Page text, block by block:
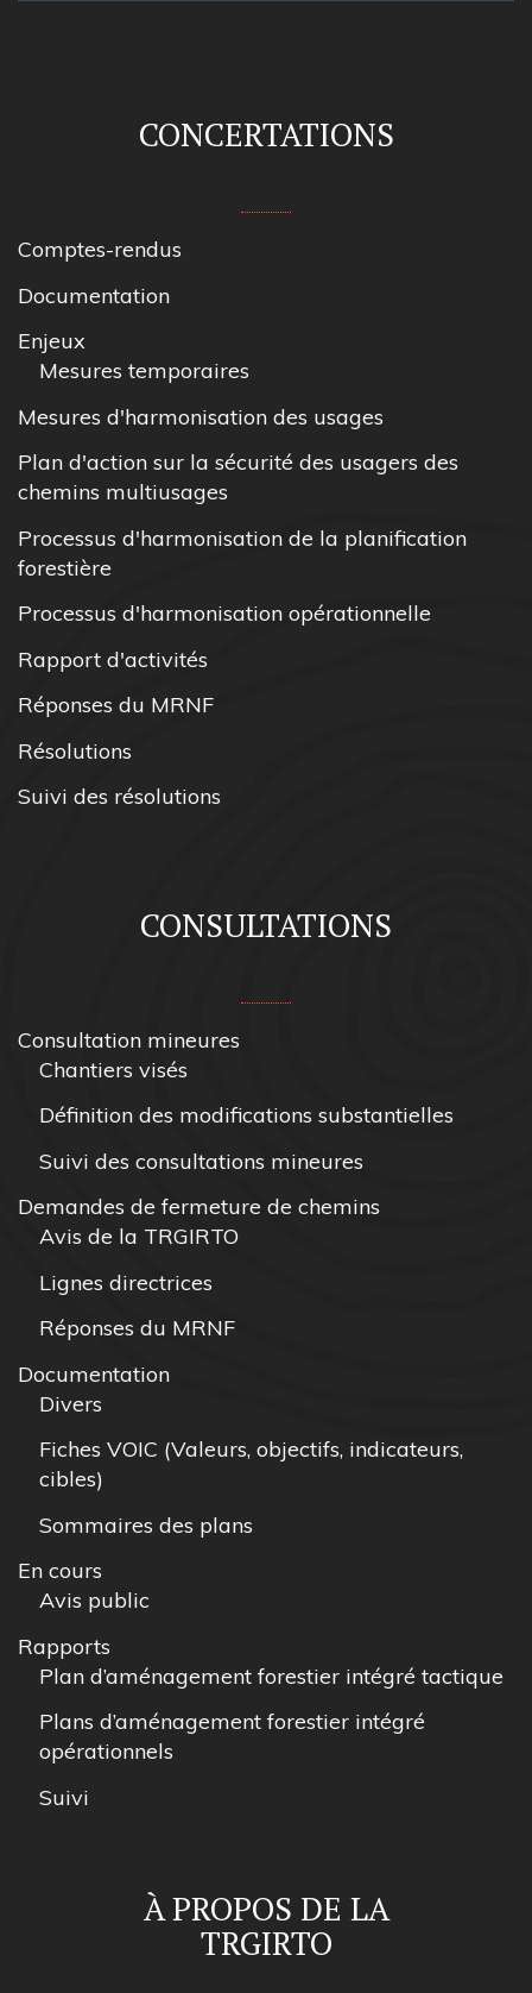
CONCERTATIONS
Comptes-rendus
Documentation
Enjeux
Mesures temporaires
Mesures d'harmonisation des usages
Plan d'action sur la sécurité des usagers des
chemins multiusages
Processus d'harmonisation de la planification
forestière
Processus d'harmonisation opérationnelle
Rapport d'activités
Réponses du MRNF
Résolutions
Suivi des résolutions
CONSULTATIONS
Consultation mineures
Chantiers visés
Définition des modifications substantielles
Suivi des consultations mineures
Demandes de fermeture de chemins
Avis de la TRGIRTO
Lignes directrices
Réponses du MRNF
Documentation
Divers
Fiches VOIC (Valeurs, objectifs, indicateurs,
cibles)
Sommaires des plans
En cours
Avis public
Rapports
Plan d’aménagement forestier intégré tactique
Plans d’aménagement forestier intégré
opérationnels
Suivi
À PROPOS DE LA
TRGIRTO